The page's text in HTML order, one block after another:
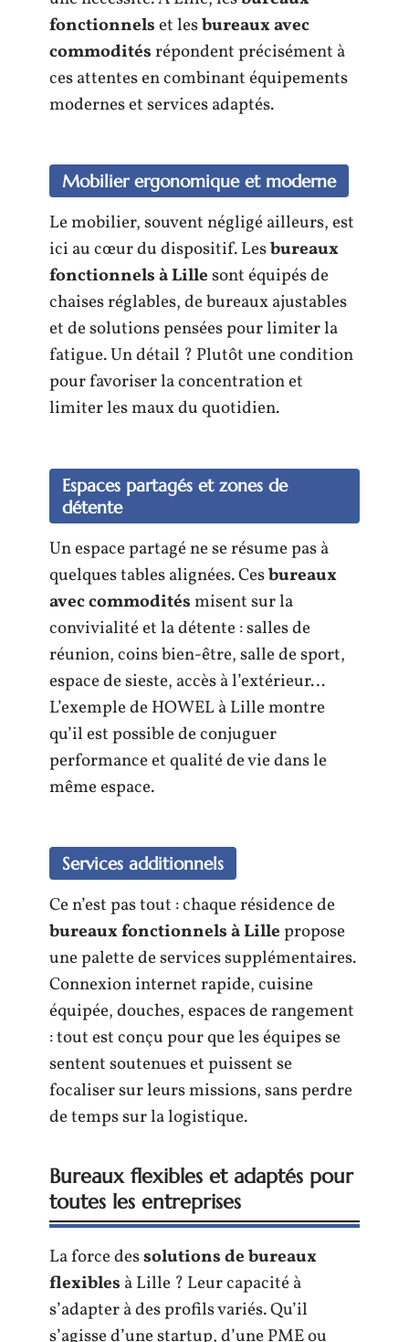
fonctionnelset lesbureaux avec
commoditésrépondent précisément à
ces attentes en combinant équipements
modernes et services adaptés.
Mobilier ergonomique et moderne
Le mobilier, souvent négligé ailleurs, est
ici au cœur du dispositif. Lesbureaux
fonctionnels à Lillesont équipés de
chaises réglables, de bureaux ajustables
et de solutions pensées pour limiter la
fatigue. Un détail ? Plutôt une condition
pour favoriser la concentration et
limiter les maux du quotidien.
Espaces partagés et zones de
détente
Un espace partagé ne se résume pas à
quelques tables alignées. Cesbureaux
avec commoditésmisent sur la
convivialité et la détente : salles de
réunion, coins bien-être, salle de sport,
espace de sieste, accès à l’extérieur…
L’exemple de HOWEL à Lille montre
qu’il est possible de conjuguer
performance et qualité de vie dans le
même espace.
Services additionnels
Ce n’est pas tout : chaque résidence de
bureaux fonctionnels à Lillepropose
une palette de services supplémentaires.
Connexion internet rapide, cuisine
équipée, douches, espaces de rangement
: tout est conçu pour que les équipes se
sentent soutenues et puissent se
focaliser sur leurs missions, sans perdre
de temps sur la logistique.
Bureaux flexibles et adaptés pour
toutes les entreprises
La force dessolutions de bureaux
flexibles à Lille ? Leur capacité à
s’adapter à des profils variés. Qu’il
s’agisse d’une startup, d’une PME ou